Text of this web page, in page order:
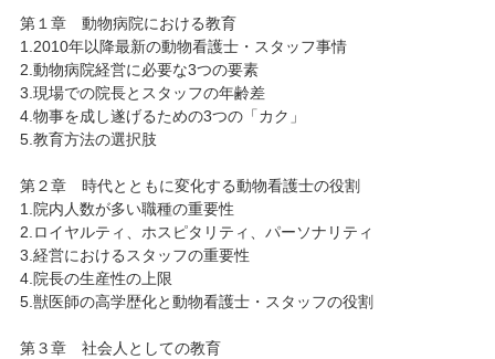
第１章 動物病院における教育
1.2010年以降最新の動物看護士・スタッフ事情
2.動物病院経営に必要な3つの要素
3.現場での院長とスタッフの年齢差
4.物事を成し遂げるための3つの「カク」
5.教育方法の選択肢
第２章 時代とともに変化する動物看護士の役割
1.院内人数が多い職種の重要性
2.ロイヤルティ、ホスピタリティ、パーソナリティ
3.経営におけるスタッフの重要性
4.院長の生産性の上限
5.獣医師の高学歴化と動物看護士・スタッフの役割
第３章 社会人としての教育